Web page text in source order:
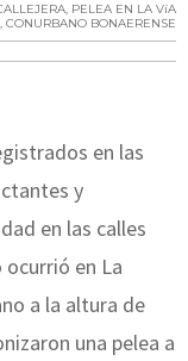
, PELEA EN LA VíA
, CONURBANO BONAERENSE
en las
y
en las calles
en La
a la altura de
una pelea a